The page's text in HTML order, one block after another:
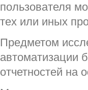
пользователя
тех или иных
Предметом
автоматизации
отчетностей на